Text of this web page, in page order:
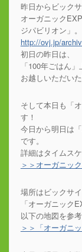
昨日からビック
オーガニック
ジパビリオン」。
http://ovj.jp/
初日の昨日は、
「100年ごはん
お越しいただい
そして本日も「
す！
今日から明日は
です。
詳細はタイムス
＞＞オーガニッ
場所はビックサイ
「オーガニック
以下の地図を参
＞＞「オーガニ